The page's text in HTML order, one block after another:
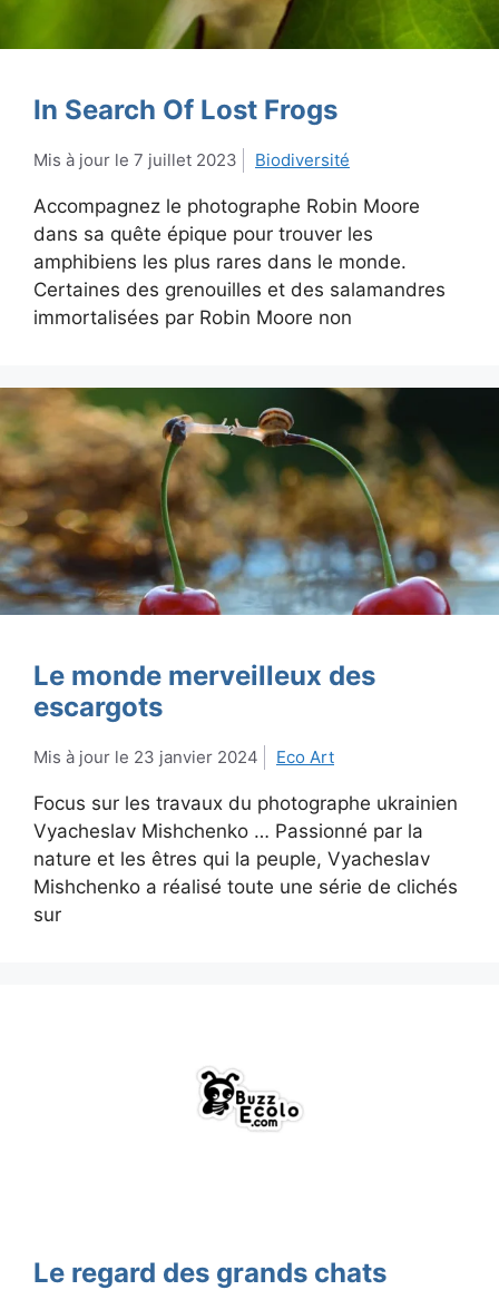
In Search Of Lost Frogs
7 juillet 2023 Biodiversité
Accompagnez le photographe Robin Moore
dans sa quête épique pour trouver les
amphibiens les plus rares dans le monde.
Certaines des grenouilles et des salamandres
immortalisées par Robin Moore non
Le monde merveilleux des
escargots
23 janvier 2024 Eco Art
Focus sur les travaux du photographe ukrainien
Vyacheslav Mishchenko … Passionné par la
nature et les êtres qui la peuple, Vyacheslav
Mishchenko a réalisé toute une série de clichés
sur
Le regard des grands chats